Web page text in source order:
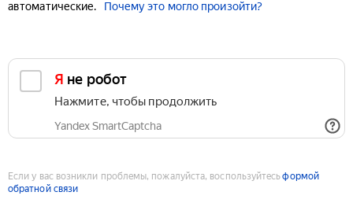
автоматические.
Почему это могло произойти?
Я не робот
Нажмите, чтобы продолжить
Yandex SmartCaptcha
Если у вас возникли проблемы, пожалуйста, воспользуйтесьформой
обратной связи